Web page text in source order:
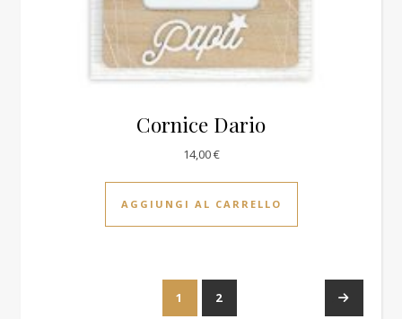
Cornice Dario
14,00€
AGGIUNGI AL CARRELLO
1 2